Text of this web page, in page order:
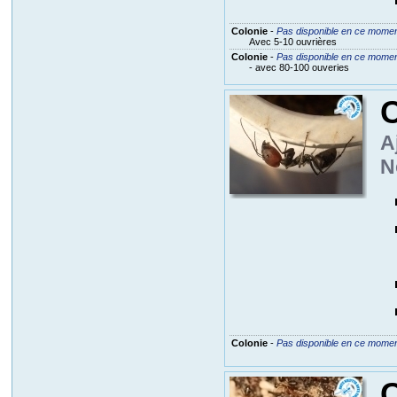
Colonie- Pas disponible en ce
Avec 5-10 ouvrières
Colonie- Pas disponible en ce
- avec 80-100 ouveries
Colonie- Pas disponible en ce